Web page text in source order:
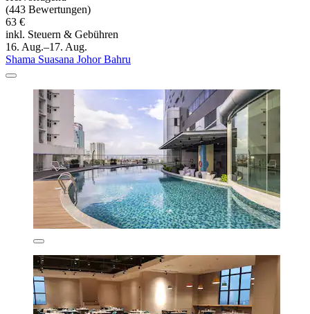
(443 Bewertungen)
63 €
inkl. Steuern & Gebühren
16. Aug.–17. Aug.
Shama Suasana Johor Bahru